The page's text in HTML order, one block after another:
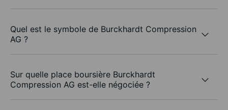
Quel est le symbole de Burckhardt Compression
AG ?
Sur quelle place boursière Burckhardt
Compression AG est-elle négociée ?